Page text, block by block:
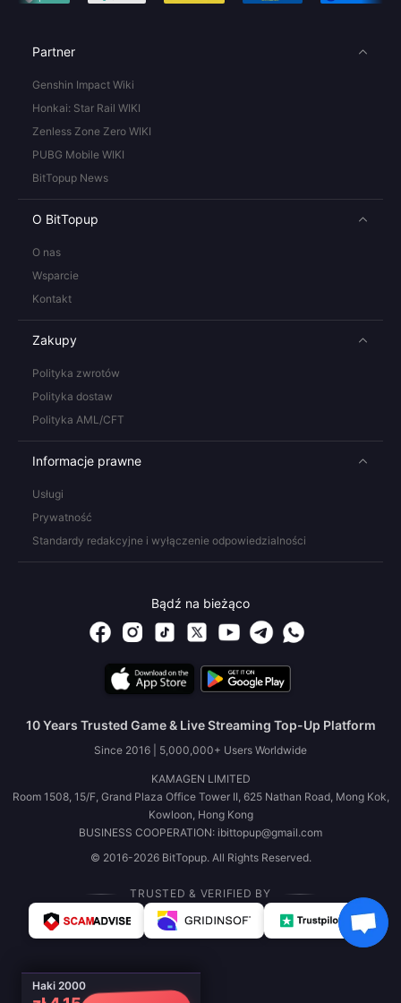
Haki 2000
Partner
Genshin Impact Wiki
Honkai: Star Rail WIKI
Zenless Zone Zero WIKI
PUBG Mobile WIKI
BitTopup News
O BitTopup
O nas
Wsparcie
Kontakt
Zakupy
Polityka zwrotów
Polityka dostaw
Polityka AML/CFT
Informacje prawne
Usługi
Prywatność
Standardy redakcyjne i wyłączenie odpowiedzialności
Bądź na bieżąco
10 Years Trusted Game & Live Streaming Top-Up Platform
Since 2016 | 5,000,000+ Users Worldwide
KAMAGEN LIMITED
Room 1508, 15/F, Grand Plaza Office Tower II, 625 Nathan Road, Mong Kok,
Kowloon, Hong Kong
BUSINESS COOPERATION: ibittopup@gmail.com
© 2016-2026 BitTopup. All Rights Reserved.
TRUSTED & VERIFIED BY